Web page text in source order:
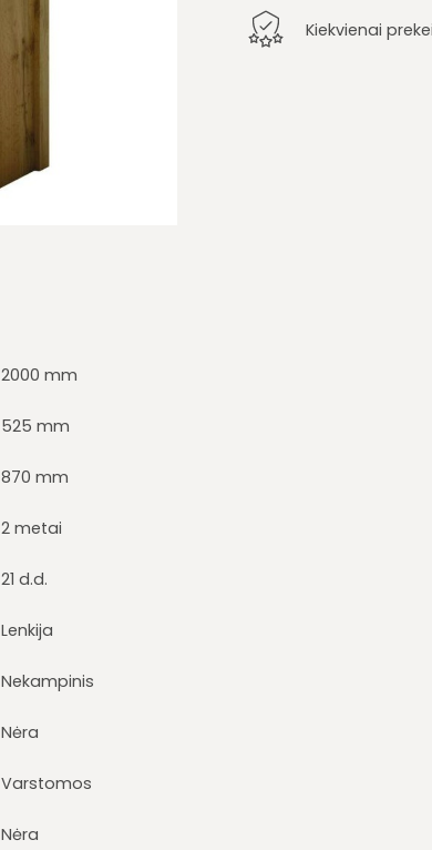
2000 mm
525 mm
870 mm
2 metai
21 d.d.
Lenkija
Nekampinis
Nėra
Varstomos
Nėra
Kiekvienai